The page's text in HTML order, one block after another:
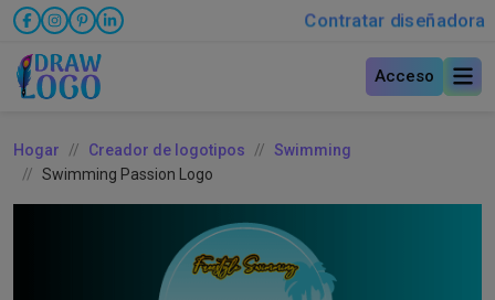
Contratar diseñadora
Acceso
Hogar Creador de logotipos
Swimming
Swimming Passion Logo